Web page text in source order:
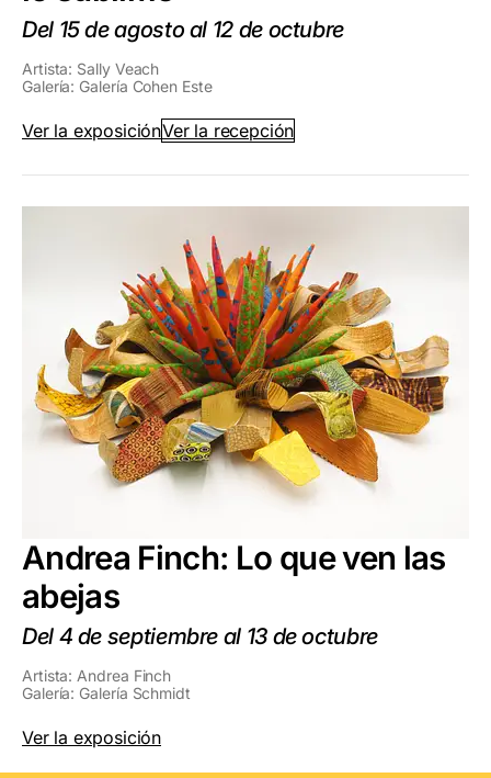
Del 15 de agosto al 12 de octubre
Artista: Sally Veach
Galería: Galería Cohen Este
Ver la exposiciónVer la recepción
Andrea Finch: Lo que ven las
abejas
Del 4 de septiembre al 13 de octubre
Artista: Andrea Finch
Galería: Galería Schmidt
Ver la exposición